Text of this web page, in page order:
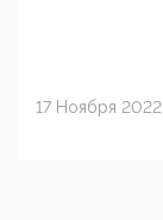
17 Ноября